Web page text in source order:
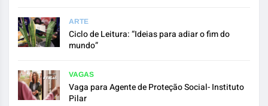
ARTE
Ciclo de Leitura: “Ideias para adiar o fim do
mundo”
VAGAS
Vaga para Agente de Proteção Social- Instituto
Pilar